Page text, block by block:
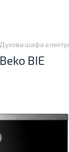
Духова шафа
BIE